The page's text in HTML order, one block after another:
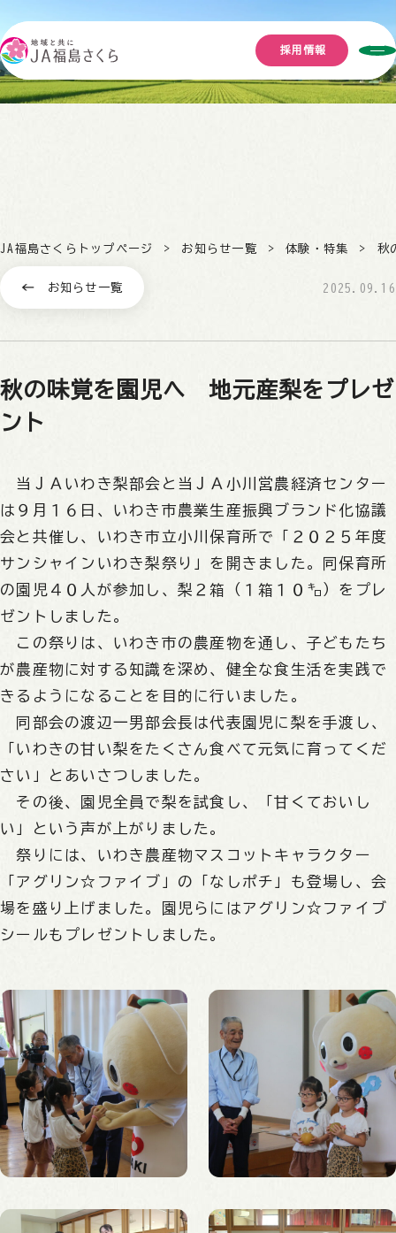
採用情報
JA福島さくらトップページ お知らせ一覧 体験・特集 秋
お知らせ一覧 2025.09.16
秋の味覚を園児へ 地元産梨をプレゼ
ント
当ＪＡいわき梨部会と当ＪＡ小川営農経済センター
は９月１６日、いわき市農業生産振興ブランド化協議
会と共催し、いわき市立小川保育所で「２０２５年度
サンシャインいわき梨祭り」を開きました。同保育所
の園児４０人が参加し、梨２箱（１箱１０㌔）をプレ
ゼントしました。
この祭りは、いわき市の農産物を通し、子どもたち
が農産物に対する知識を深め、健全な食生活を実践で
きるようになることを目的に行いました。
同部会の渡辺一男部会長は代表園児に梨を手渡し、
「いわきの甘い梨をたくさん食べて元気に育ってくだ
さい」とあいさつしました。
その後、園児全員で梨を試食し、「甘くておいし
い」という声が上がりました。
祭りには、いわき農産物マスコットキャラクター
「アグリン☆ファイブ」の「なしポチ」も登場し、会
場を盛り上げました。園児らにはアグリン☆ファイブ
シールもプレゼントしました。